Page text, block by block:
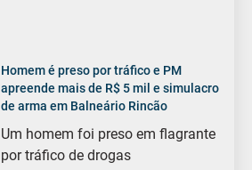
Homem é preso por tráfico e PM
apreende mais de R$ 5 mil e simulacro
de arma em Balneário Rincão
Um homem foi preso em flagrante
por tráfico de drogas